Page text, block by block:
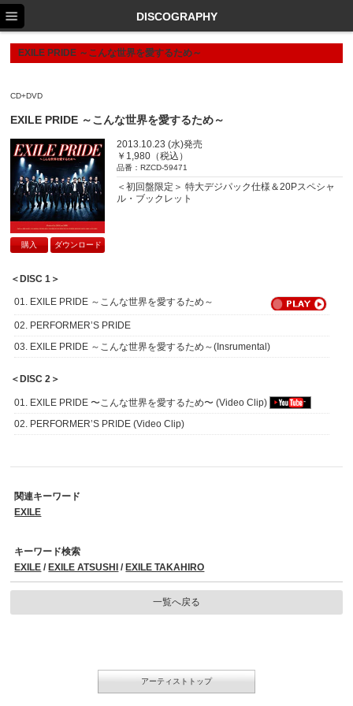
DISCOGRAPHY
EXILE PRIDE ～こんな世界を愛するため～
CD+DVD
EXILE PRIDE ～こんな世界を愛するため～
購入 ダウンロード
2013.10.23 (水)発売
￥1,980（税込）
品番：RZCD-59471
＜初回盤限定＞ 特大デジパック仕様＆20Pスペシャ
ル・ブックレット
＜DISC 1＞
01. EXILE PRIDE ～こんな世界を愛するため～
02. PERFORMER’S PRIDE
03. EXILE PRIDE ～こんな世界を愛するため～(Insrumental)
＜DISC 2＞
01. EXILE PRIDE 〜こんな世界を愛するため〜 (Video Clip)
02. PERFORMER’S PRIDE (Video Clip)
関連キーワード
EXILE
キーワード検索
EXILE / EXILE ATSUSHI / EXILE TAKAHIRO
一覧へ戻る
アーティストトップ
NEWS
DISCOGRAPHY
EX FAMILY